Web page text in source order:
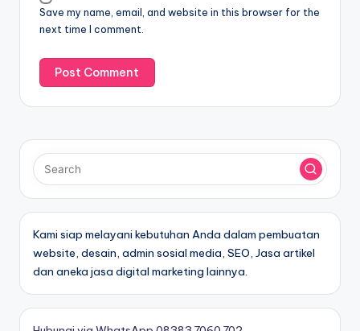
Save my name, email, and website in this browser for the
next time I comment.
Kami siap melayani kebutuhan Anda dalam pembuatan
website, desain, admin sosial media, SEO, Jasa artikel
dan aneka jasa digital marketing lainnya.